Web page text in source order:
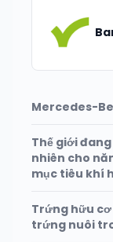
Mercedes-
Thế giới
nhiên cho
mục tiêu khí
Trứng hữu
trứng nuôi